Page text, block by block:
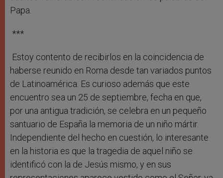
Papa.
***
Estoy contento de recibirlos en la coincidencia de
haberse reunido en Roma desde tan variados puntos
de Latinoamérica. Es curioso además que este
encuentro sea un 25 de septiembre, fecha en que,
por una antigua tradición, se celebra en un pequeño
santuario de España la memoria de un niño mártir.
Independiente del hecho en cuestión, lo interesante
en la historia es que la tragedia de aquel niño se
identificó con la de Jesús mismo, y en sus